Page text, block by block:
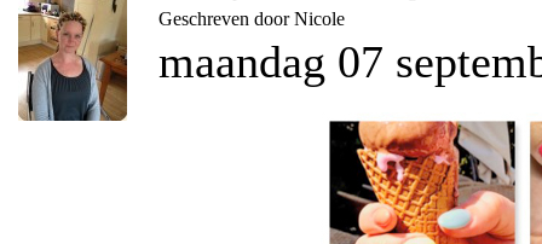
Geschreven door Nicole
maandag 07